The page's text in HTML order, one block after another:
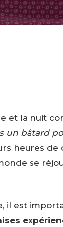
et la nuit
un bâtard
heures de
se
il est